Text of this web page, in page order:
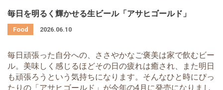
毎日を明るく輝かせる生ビール「アサヒゴールド」
2026.06.10
毎日頑張った自分への、ささやかなご褒美は家で飲むビー
ル。美味しく感じるほどその日の疲れは癒され、また明日
も頑張ろうという気持ちになります。そんなひと時にぴっ
たりの「アサヒゴールド」が今年の4月に発売になりまし